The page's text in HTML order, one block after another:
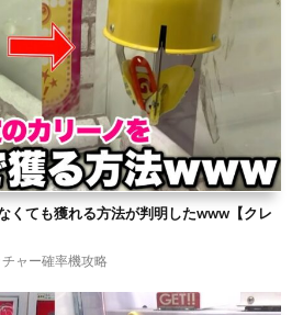
くても獲れる方法が判明したwww【クレ
ャー確率機攻略